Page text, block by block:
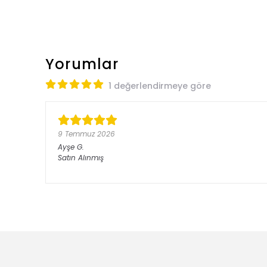
Yorumlar
1 değerlendirmeye göre
9 Temmuz 2026
Ayşe G.
Satın Alınmış